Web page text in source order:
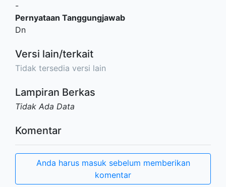
-
Pernyataan Tanggungjawab
Dn
Versi lain/terkait
Tidak tersedia versi lain
Lampiran Berkas
Tidak Ada Data
Komentar
Anda harus masuk sebelum memberikan
komentar